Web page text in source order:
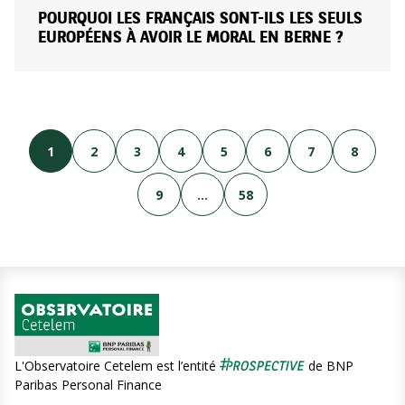
POURQUOI LES FRANÇAIS SONT-ILS LES SEULS
EUROPÉENS À AVOIR LE MORAL EN BERNE ?
1 2 3 4 5 6 7 8
9 … 58
L'Observatoire Cetelem est l’entité
de BNP
Paribas Personal Finance